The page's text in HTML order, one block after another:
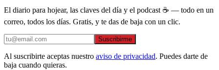
El diario para hojear, las claves del día y el podcast ☕ — todo en un
correo, todos los días. Gratis, y te das de baja con un clic.
Suscribirme
Al suscribirte aceptas nuestro aviso de privacidad. Puedes darte de
baja cuando quieras.